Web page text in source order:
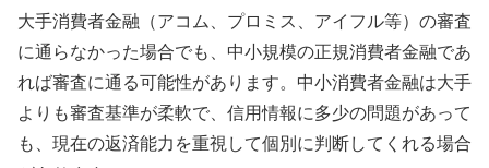
大手消費者金融（アコム、プロミス、アイフル等）の審査
に通らなかった場合でも、中小規模の正規消費者金融であ
れば審査に通る可能性があります。中小消費者金融は大手
よりも審査基準が柔軟で、信用情報に多少の問題があって
も、現在の返済能力を重視して個別に判断してくれる場合